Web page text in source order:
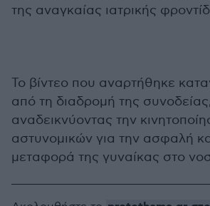
της αναγκαίας ιατρικής
Το βίντεο που αναρτήθηκε
από τη διαδρομή της συνοδείας,
αναδεικνύοντας την
αστυνομικών για την ασφαλή
μεταφορά της γυναίκας στο